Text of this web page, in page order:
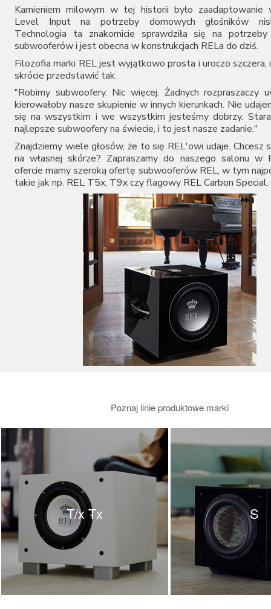
Kamieniem milowym w tej historii było zaadaptowanie
Level Input na potrzeby domowych głośników
Technologia ta znakomicie sprawdziła się na potrzeby
subwooferów i jest obecna w konstrukcjach RELa do dziś.
Filozofia marki RELjest wyjątkowo prosta i uroczo szczera,
skrócie przedstawić tak:
"Robimy subwoofery. Nic więcej. Żadnych rozpraszaczy
kierowałoby nasze skupienie w innych kierunkach. Nie
się na wszystkim i we wszystkim jesteśmy dobrzy.
najlepsze subwoofery na świecie, i to jest nasze zadanie."
Znajdziemy wiele głosów, że to się REL'owi udaje. Chcesz
na własnej skórze? Zapraszamy do naszego salonu w
ofercie mamy szeroką ofertę subwooferów REL, w tym
takie jak np. REL T5x, T9xczy flagowy REL Carbon Special.
Poznaj linie produktowe marki
T/x Tx S